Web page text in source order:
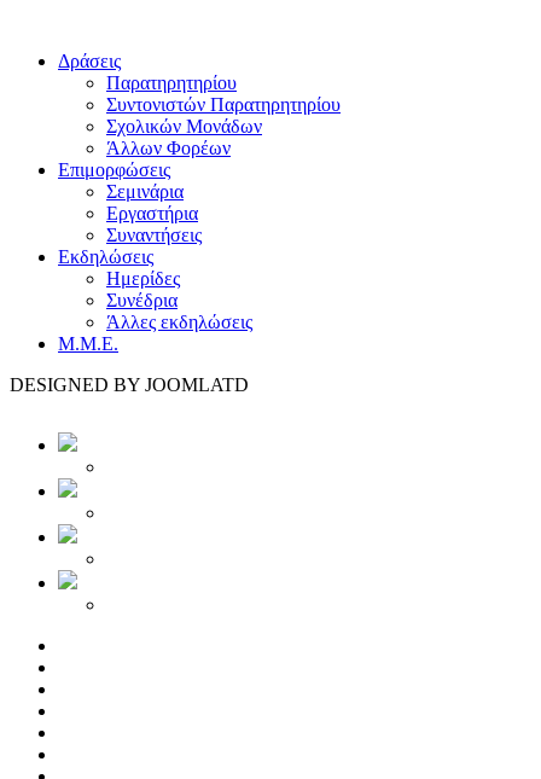
Δράσεις
Παρατηρητηρίου
Συντονιστών Παρατηρητηρίου
Σχολικών Μονάδων
Άλλων Φορέων
Επιμορφώσεις
Σεμινάρια
Εργαστήρια
Συναντήσεις
Εκδηλώσεις
Ημερίδες
Συνέδρια
Άλλες εκδηλώσεις
Μ.Μ.Ε.
DESIGNED BY JOOMLATD